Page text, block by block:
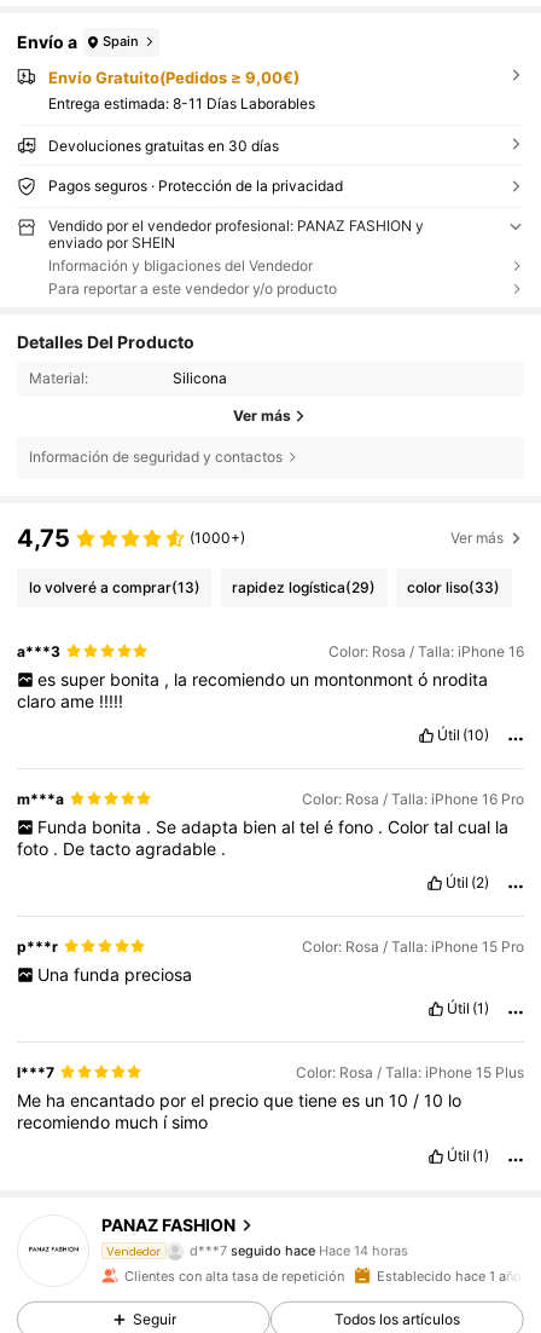
Envío a Spain
Envío Gratuito(Pedidos ≥ 9,00€)
Entrega estimada: 8-11 Días Laborables
Devoluciones gratuitas en 30 días
Pagos seguros · Protección de la privacidad
Vendido por el vendedor profesional: PANAZ FASHION y
enviado por SHEIN
Información y bligaciones del Vendedor
Para reportar a este vendedor y/o producto
Detalles Del Producto
Material: Silicona
Ver más
Información de seguridad y contactos
4,75 (1000+) Ver más
lo volveré a comprar(13) rapidez logística(29) color liso(33)
a***3 Color: Rosa / Talla: iPhone 16
es super bonita , la recomiendo un montonmont ó nrodita
claroame !!!!!
Útil (10)
m***a Color: Rosa / Talla: iPhone 16 Pro
Funda bonita . Se adapta bien al tel é fono . Color tal cual la
foto . Detactoagradable .
Útil (2)
p***r Color: Rosa / Talla: iPhone 15 Pro
Una funda preciosa
Útil (1)
l***7 Color: Rosa / Talla: iPhone 15 Plus
Me haencantado porel precioquetienees un10 /10 lo
recomiendo much ísimo
Útil (1)
PANAZ FASHION
Vendedor d***7 seguido hace Hace 14 horas
1K Seguidores
Clientes con alta tasa de repetición Establecido hace 1 año
Seguir Todos los artículos